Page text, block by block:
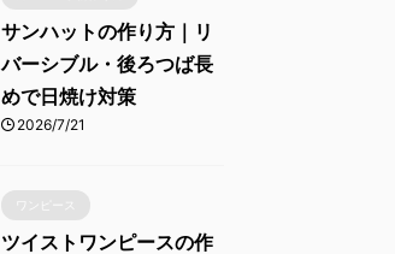
サンハットの作り方｜リ
バーシブル・後ろつば長
めで日焼け対策
2026/7/21
ワンピース
ツイストワンピースの作